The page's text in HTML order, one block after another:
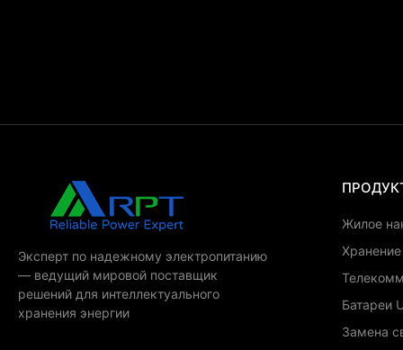
Эксперт по надежному электропитанию
— ведущий мировой поставщик
решений для интеллектуального
хранения энергии
Жилое
Батареи
Замена